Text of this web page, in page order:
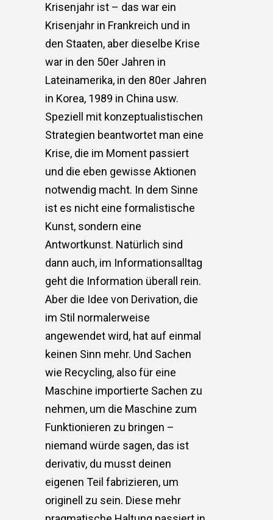
Krisenjahr ist – das war ein
Krisenjahr in Frankreich und in
den Staaten, aber dieselbe Krise
war in den 50er Jahren in
Lateinamerika, in den 80er Jahren
in Korea, 1989 in China usw.
Speziell mit konzeptualistischen
Strategien beantwortet man eine
Krise, die im Moment passiert
und die eben gewisse Aktionen
notwendig macht. In dem Sinne
ist es nicht eine formalistische
Kunst, sondern eine
Antwortkunst. Natürlich sind
dann auch, im Informationsalltag
geht die Information überall rein.
Aber die Idee von Derivation, die
im Stil normalerweise
angewendet wird, hat auf einmal
keinen Sinn mehr. Und Sachen
wie Recycling, also für eine
Maschine importierte Sachen zu
nehmen, um die Maschine zum
Funktionieren zu bringen –
niemand würde sagen, das ist
derivativ, du musst deinen
eigenen Teil fabrizieren, um
originell zu sein. Diese mehr